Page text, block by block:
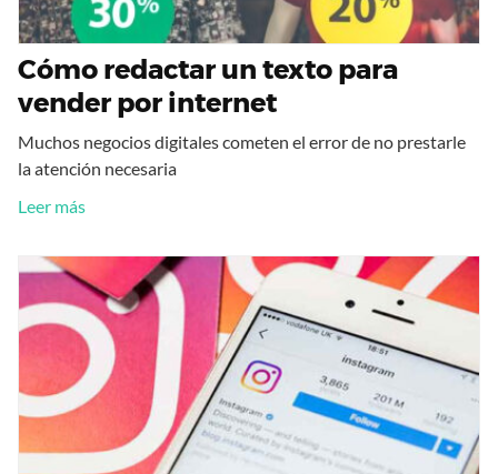
Cómo redactar un texto para
vender por internet
Muchos negocios digitales cometen el error de no prestarle
la atención necesaria
Leer más